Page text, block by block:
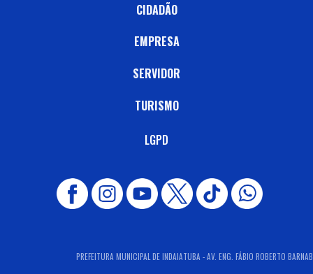
CIDADÃO
EMPRESA
SERVIDOR
TURISMO
LGPD
PREFEITURA MUNICIPAL DE INDAIATUBA - AV. ENG. FÁBIO ROBERTO